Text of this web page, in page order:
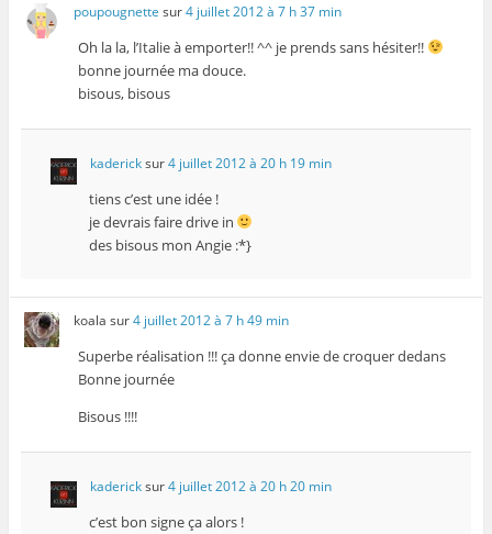
poupougnette sur4 juillet 2012 à 7 h 37 min
Oh la la, l’Italie à emporter!! ^^ je prends sans hésiter!!
bonne journée ma douce.
bisous, bisous
kadericksur4 juillet 2012 à 20 h 19 min
tiens c’est une idée !
je devrais faire drive in
des bisous mon Angie :*}
koala sur4 juillet 2012 à 7 h 49 min
Superbe réalisation !!! ça donne envie de croquer dedans
Bonne journée
Bisous !!!!
kadericksur4 juillet 2012 à 20 h 20 min
c’est bon signe ça alors !